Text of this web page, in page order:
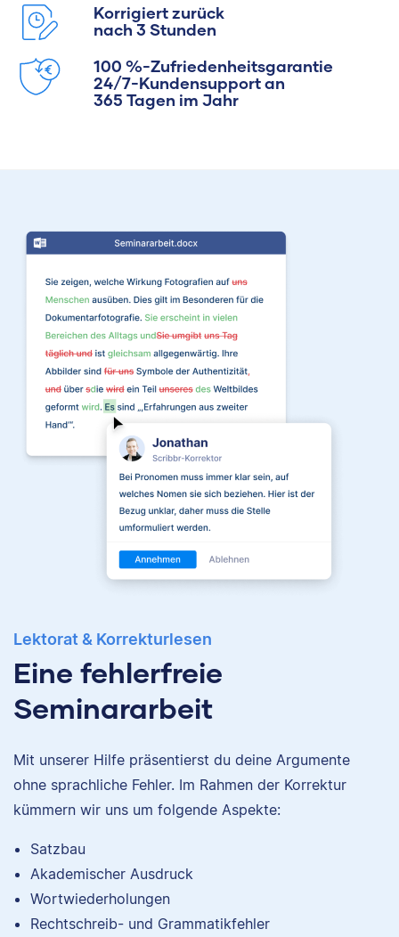
Korrigiert zurück
nach 3 Stunden
100 %-Zufriedenheitsgarantie
24/7-Kundensupport an
365 Tagen im Jahr
Lektorat & Korrekturlesen
Eine fehlerfreie
Seminararbeit
Mit unserer Hilfe präsentierst du deine Argumente
ohne sprachliche Fehler. Im Rahmen der Korrektur
kümmern wir uns um folgende Aspekte:
Satzbau
Akademischer Ausdruck
Wortwiederholungen
Rechtschreib- und Grammatikfehler
Verena
Verena hat BWL
studiert und ihre
ersten
Korrekturerfahrungen
beim Lektorieren eines
Buches gesammelt.
Neben ihrer Arbeit als
Scribbr-Korrektorin
Branche.
Albert
Albert hat Deutsch
und Geschichte
studiert und mag an
seiner Arbeit als